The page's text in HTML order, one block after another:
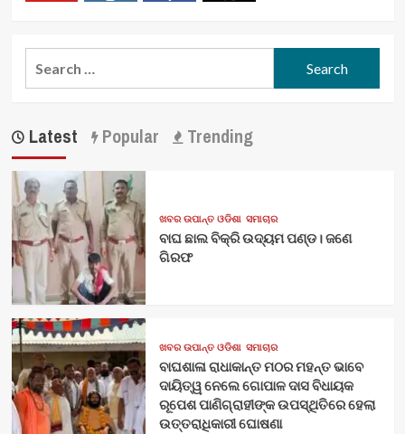
Latest Popular Trending
ଖବର ଉପାନ୍ତ ଓଡିଶା ସମାଚାର
ବାଘ ଛାଲ ବିକ୍ରି ଉଦ୍ୟମ ପଣ୍ଡ। ଜଣେ
ଗିରଫ
ଖବର ଉପାନ୍ତ ଓଡିଶା ସମାଚାର
ବାଘଶାଳା ରାଧାକାନ୍ତ ମଠର ମହନ୍ତ ଭାବେ
ଦାୟିତ୍ୱ ନେଲେ ଗୋପାଳ ଦାସ ବିଧାୟକ
ରୂପେଶ ପାଣିଗ୍ରାହୀଙ୍କ ଉପସ୍ଥିତିରେ ହେଲା
ଉତ୍ତରାଧିକାରୀ ଘୋଷଣା